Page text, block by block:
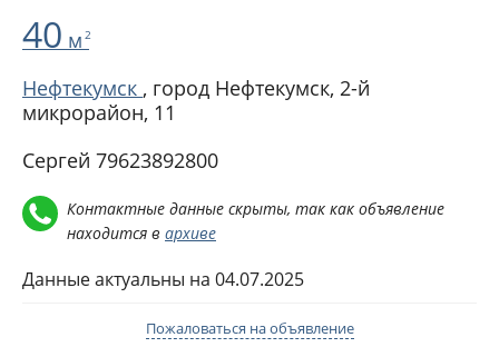
40 м 2
Нефтекумск , город Нефтекумск, 2-й
микрорайон, 11
Сергей 79623892800
Контактные данные скрыты, так как объявление
находится в архиве
Данные актуальны на 04.07.2025
Пожаловаться на объявление